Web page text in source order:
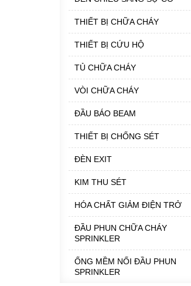
THIẾT BỊ CHỮA CHÁY
THIẾT BỊ CỨU HỘ
TỦ CHỮA CHÁY
VÒI CHỮA CHÁY
ĐẦU BÁO BEAM
THIẾT BỊ CHỐNG SÉT
ĐÈN EXIT
KIM THU SÉT
HÓA CHẤT GIẢM ĐIỆN TRỞ
ĐẦU PHUN CHỮA CHÁY
SPRINKLER
ỐNG MỀM NỐI ĐẦU PHUN
SPRINKLER